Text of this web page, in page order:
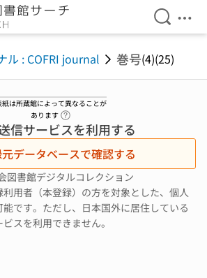
検索を
メ
ル : COFRI journal 巻号(4)(25)
紙は所蔵館によって異なることが
あります
信サービスを利用する
データベースで確認する
図書館デジタルコレクション
用者（本登録）の方を対象とした、個人
です。ただし、日本国外に居住している
スを利用できません。